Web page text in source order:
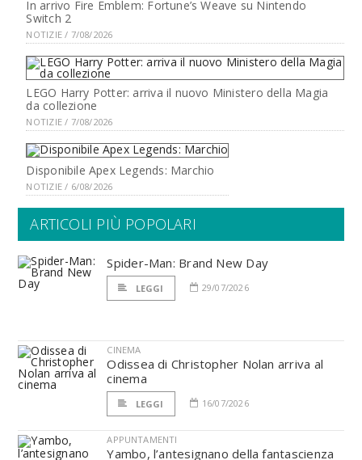
In arrivo Fire Emblem: Fortune’s Weave su Nintendo
Switch 2
NOTIZIE / 7/08/2026
LEGO Harry Potter: arriva il nuovo Ministero della Magia
da collezione
NOTIZIE / 7/08/2026
Disponibile Apex Legends: Marchio
NOTIZIE / 6/08/2026
ARTICOLI PIÙ POPOLARI
Spider-Man: Brand New Day
LEGGI 29/07/2026
CINEMA
Odissea di Christopher Nolan arriva al
cinema
LEGGI 16/07/2026
APPUNTAMENTI
Yambo, l’antesignano della fantascienza